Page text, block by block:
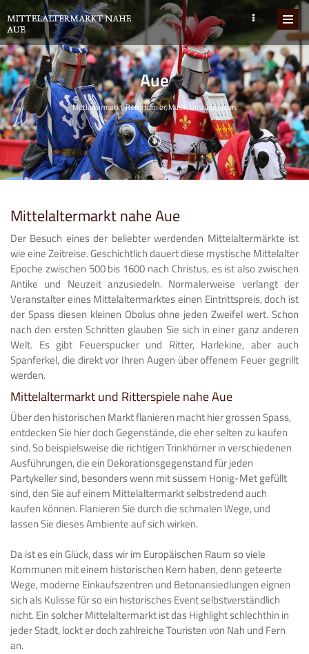
Aue
Mittlaltermarkt, Ritterturnier, Musik, Umzüge, u.v.m.
Mittelaltermarkt nahe Aue
Der Besuch eines der beliebter werdenden Mittelaltermärkte ist
wie eine Zeitreise. Geschichtlich dauert diese mystische Mittelalter
Epoche zwischen 500 bis 1600 nach Christus, es ist also zwischen
Antike und Neuzeit anzusiedeln. Normalerweise verlangt der
Veranstalter eines Mittelaltermarktes einen Eintrittspreis, doch ist
der Spass diesen kleinen Obolus ohne jeden Zweifel wert. Schon
nach den ersten Schritten glauben Sie sich in einer ganz anderen
Welt. Es gibt Feuerspucker und Ritter, Harlekine, aber auch
Spanferkel, die direkt vor Ihren Augen über offenem Feuer gegrillt
werden.
Mittelaltermarkt und Ritterspiele nahe Aue
Über den historischen Markt flanieren macht hier grossen Spass,
entdecken Sie hier doch Gegenstände, die eher selten zu kaufen
sind. So beispielsweise die richtigen Trinkhörner in verschiedenen
Ausführungen, die ein Dekorationsgegenstand für jeden
Partykeller sind, besonders wenn mit süssem Honig-Met gefüllt
sind, den Sie auf einem Mittelaltermarkt selbstredend auch
kaufen können. Flanieren Sie durch die schmalen Wege, und
lassen Sie dieses Ambiente auf sich wirken.
Da ist es ein Glück, dass wir im Europäischen Raum so viele
Kommunen mit einem historischen Kern haben, denn geteerte
Wege, moderne Einkaufszentren und Betonansiedlungen eignen
sich als Kulisse für so ein historisches Event selbstverständlich
nicht. Ein solcher Mittelaltermarkt ist das Highlight schlechthin in
jeder Stadt, lockt er doch zahlreiche Touristen von Nah und Fern
an.